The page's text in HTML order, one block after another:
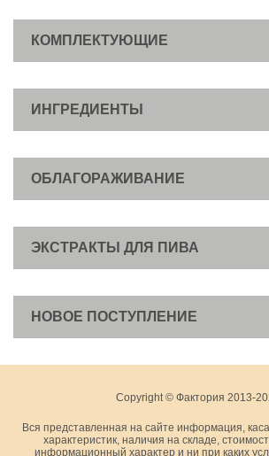
КОМПЛЕКТУЮЩИЕ
ИНГРЕДИЕНТЫ
ОБЛАГОРАЖИВАНИЕ
ЭКСТРАКТЫ ДЛЯ ПИВА
НОВОЕ ПОСТУПЛЕНИЕ
Copyright © Фактория 2013-
Вся представленная на сайте информация,
характеристик, наличия на складе,
информационный характер и ни при каких